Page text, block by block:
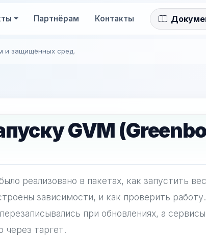
Партнёрам Контакты
и защищённых сред.
GVM
реализовано в пакетах, как запустить
зависимости, и как проверить
при обновлениях, а
через таргет.